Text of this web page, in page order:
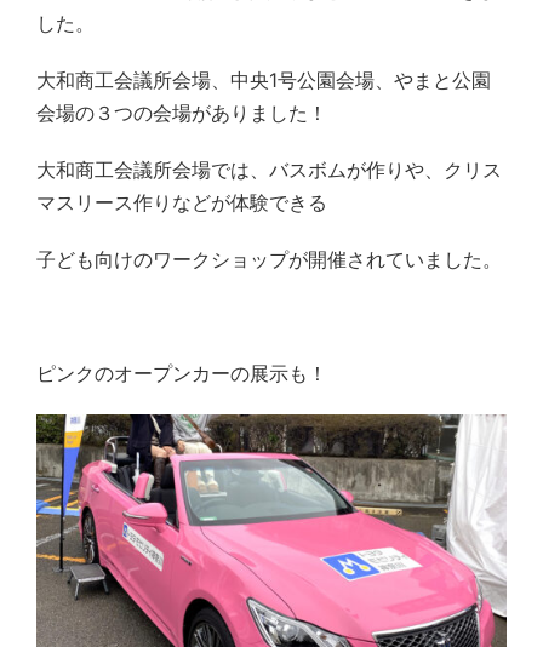
した。
大和商工会議所会場、中央1号公園会場、やまと公園
会場の３つの会場がありました！
大和商工会議所会場では、バスボムが作りや、クリス
マスリース作りなどが体験できる
子ども向けのワークショップが開催されていました。
ピンクのオープンカーの展示も！